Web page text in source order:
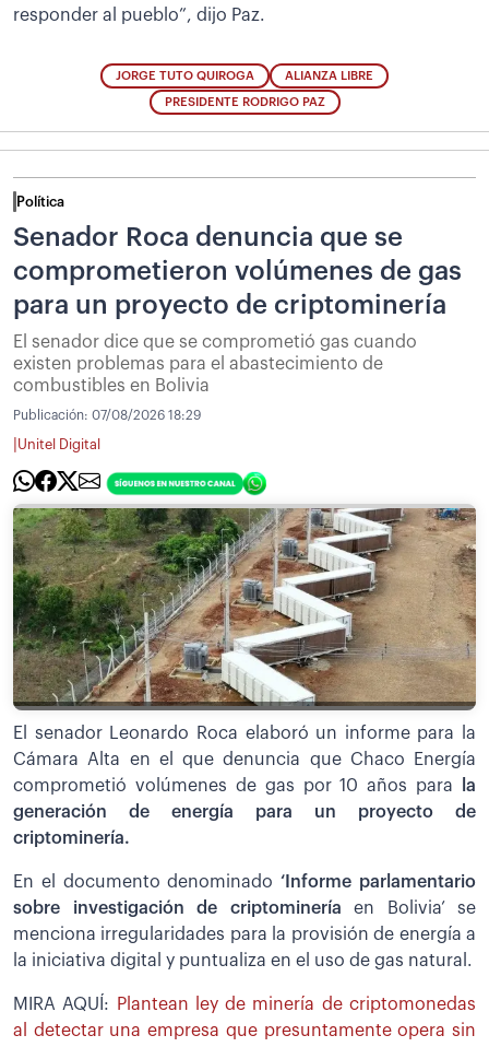
responder al pueblo”, dijo Paz.
JORGE TUTO QUIROGA ALIANZA LIBRE
PRESIDENTE RODRIGO PAZ
Política
Senador Roca denuncia que se
comprometieron volúmenes de gas
para un proyecto de criptominería
El senador dice que se comprometió gas cuando
existen problemas para el abastecimiento de
combustibles en Bolivia
Publicación: 07/08/2026 18:29
Unitel Digital
El senador Leonardo Roca elaboró un informe para la
Cámara Alta en el que denuncia que Chaco Energía
comprometió volúmenes de gas por 10 años para
la
generación de energía para un proyecto de
criptominería.
En el documento denominado ‘Informe parlamentario
sobre investigación de criptominería en Bolivia’ se
menciona irregularidades para la provisión de energía a
la iniciativa digital y puntualiza en el uso de gas natural.
MIRA AQUÍ:
Plantean ley de minería de criptomonedas
al detectar una empresa que presuntamente opera sin